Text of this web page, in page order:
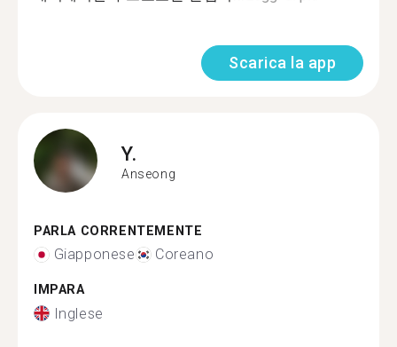
Scarica la app
Y.
Anseong
PARLA CORRENTEMENTE
Giapponese Coreano
IMPARA
Inglese